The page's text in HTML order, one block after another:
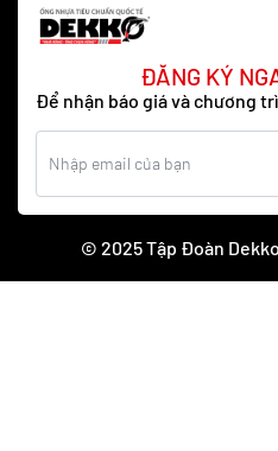
ĐĂNG KÝ
Để nhận báo giá và chương
© 2025 Tập Đoàn